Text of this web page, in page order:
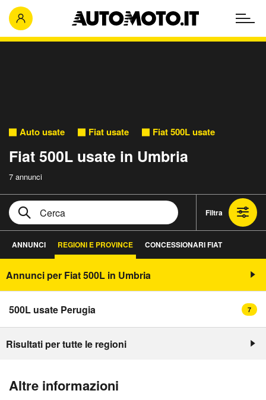
Auto usate Fiat usate Fiat 500L usate
Fiat 500L usate in Umbria
7 annunci
Filtra
ANNUNCI REGIONI E PROVINCE CONCESSIONARI FIAT
Annunci per Fiat 500L in Umbria
500L usate Perugia 7
Risultati per tutte le regioni
Altre informazioni